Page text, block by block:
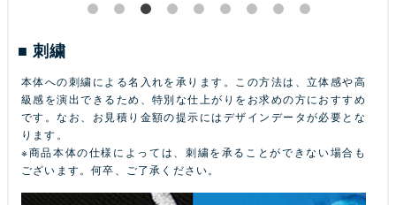
刺繍
本体への刺繍による名入れを承ります。この方法は、立体感や高
級感を演出できるため、特別な仕上がりをお求めの方におすすめ
です。なお、お見積り金額の提示にはデザインデータが必要とな
ります。
※商品本体の仕様によっては、刺繍を承ることができない場合も
ございます。何卒、ご了承ください。